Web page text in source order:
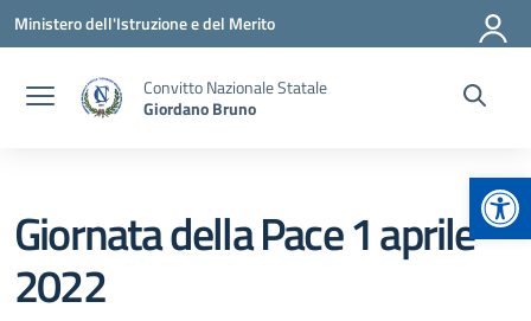
Vai ai contenuti
Vai al menu di navigazione
Vai al footer
Ministero dell'Istruzione e del Merito
Convitto Nazionale Statale
Giordano Bruno
Giornata della Pace 1 aprile
2022